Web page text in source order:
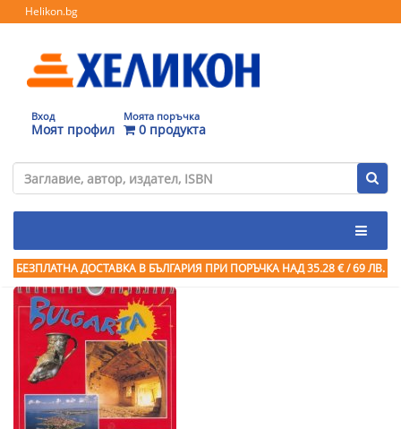
Helikon.bg
Вход
Моят профил
Моята поръчка
0 продукта
БЕЗПЛАТНА ДОСТАВКА В БЪЛГАРИЯ ПРИ ПОРЪЧКА НАД 35.28 € / 69 ЛВ.